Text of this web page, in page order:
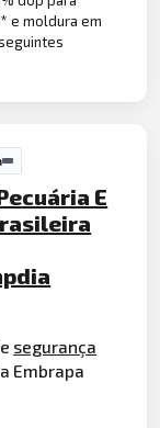
e moldura em
E
segurança
Embrapa